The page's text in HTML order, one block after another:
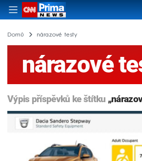
Domů nárazové testy
nárazové
Výpis příspěvků ke štítku